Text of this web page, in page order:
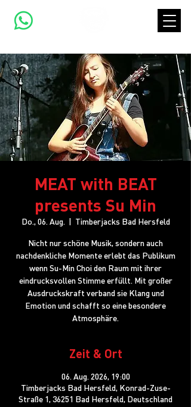
MEAT with BEAT
presents Su Min
Do., 06. Aug.
  |
Timberjacks Bad Hersfeld
Nicht nur schöne Musik, sondern auch
nachdenkliche Momente erlebt das Publikum
wenn Su-Min Choi den Raum mit ihrer
eindrucksvollen Stimme erfüllt. Mit großer
Ausdruckskraft verband sie Klang und
Emotion und schafft so eine besondere
Atmosphäre.
Zeit & Ort
06. Aug. 2026, 19:00
Timberjacks Bad Hersfeld, Konrad-Zuse-
Straße 1, 36251 Bad Hersfeld, Deutschland